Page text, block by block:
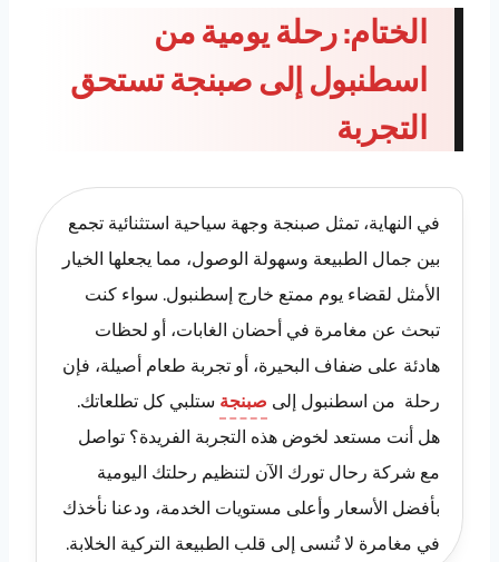
الختام: رحلة يومية من
اسطنبول إلى صبنجة تستحق
التجربة
في النهاية، تمثل صبنجة وجهة سياحية استثنائية تجمع
بين جمال الطبيعة وسهولة الوصول، مما يجعلها الخيار
الأمثل لقضاء يوم ممتع خارج إسطنبول. سواء كنت
تبحث عن مغامرة في أحضان الغابات، أو لحظات
هادئة على ضفاف البحيرة، أو تجربة طعام أصيلة، فإن
رحلة من اسطنبول إلى صبنجة ستلبي كل تطلعاتك.
هل أنت مستعد لخوض هذه التجربة الفريدة؟ تواصل
مع شركة رحال تورك الآن لتنظيم رحلتك اليومية
بأفضل الأسعار وأعلى مستويات الخدمة، ودعنا نأخذك
في مغامرة لا تُنسى إلى قلب الطبيعة التركية الخلابة.